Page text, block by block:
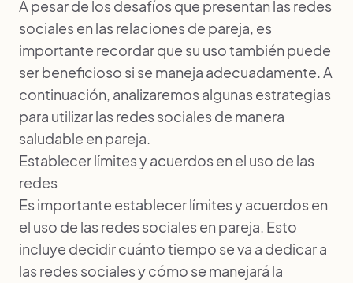
A pesar de los desafíos que presentan las redes
sociales en las relaciones de pareja, es
importante recordar que su uso también puede
ser beneficioso si se maneja adecuadamente. A
continuación, analizaremos algunas estrategias
para utilizar las redes sociales de manera
saludable en pareja.
Establecer límites y acuerdos en el uso de las
redes
Es importante establecer límites y acuerdos en
el uso de las redes sociales en pareja. Esto
incluye decidir cuánto tiempo se va a dedicar a
las redes sociales y cómo se manejará la